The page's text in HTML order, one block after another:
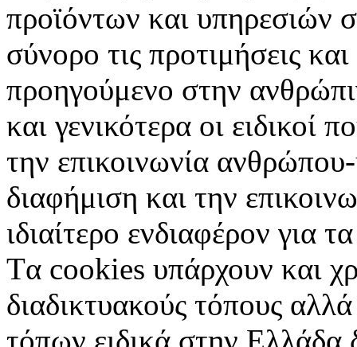
προϊόντων και υπηρεσιών
σύνορο τις προτιμήσεις
προηγούμενο στην
και γενικότερα οι ειδικοί
την επικοινωνία
διαφήμιση και την
ιδιαίτερο ενδιαφέρον για
Tα cookies υπάρχουν και
διαδικτυακούς τόπους